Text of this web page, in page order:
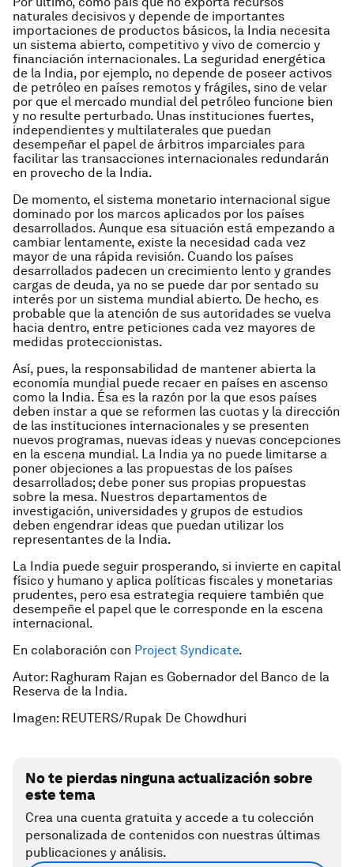
naturales decisivos y depende de importantes
importaciones de productos básicos, la India necesita
un sistema abierto, competitivo y vivo de comercio y
financiación internacionales. La seguridad energética
de la India, por ejemplo, no depende de poseer activos
de petróleo en países remotos y frágiles, sino de velar
por que el mercado mundial del petróleo funcione bien
y no resulte perturbado. Unas instituciones fuertes,
independientes y multilaterales que puedan
desempeñar el papel de árbitros imparciales para
facilitar las transacciones internacionales redundarán
en provecho de la India.
De momento, el sistema monetario internacional sigue
dominado por los marcos aplicados por los países
desarrollados. Aunque esa situación está empezando a
cambiar lentamente, existe la necesidad cada vez
mayor de una rápida revisión. Cuando los países
desarrollados padecen un crecimiento lento y grandes
cargas de deuda, ya no se puede dar por sentado su
interés por un sistema mundial abierto. De hecho, es
probable que la atención de sus autoridades se vuelva
hacia dentro, entre peticiones cada vez mayores de
medidas proteccionistas.
Así, pues, la responsabilidad de mantener abierta la
economía mundial puede recaer en países en ascenso
como la India. Ésa es la razón por la que esos países
deben instar a que se reformen las cuotas y la dirección
de las instituciones internacionales y se presenten
nuevos programas, nuevas ideas y nuevas concepciones
en la escena mundial. La India ya no puede limitarse a
poner objeciones a las propuestas de los países
desarrollados; debe poner sus propias propuestas
sobre la mesa. Nuestros departamentos de
investigación, universidades y grupos de estudios
deben engendrar ideas que puedan utilizar los
representantes de la India.
La India puede seguir prosperando, si invierte en capital
físico y humano y aplica políticas fiscales y monetarias
prudentes, pero esa estrategia requiere también que
desempeñe el papel que le corresponde en la escena
internacional.
En colaboración con Project Syndicate.
Autor: Raghuram Rajan es Gobernador del Banco de la
Reserva de la India.
Imagen: REUTERS/Rupak De Chowdhuri
No te pierdas ninguna actualización sobre
este tema
Crea una cuenta gratuita y accede a tu colección
personalizada de contenidos con nuestras últimas
publicaciones y análisis.